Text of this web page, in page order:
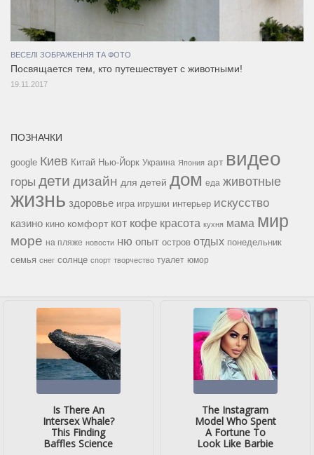
ВЕСЕЛІ ЗОБРАЖЕННЯ ТА ФОТО
Посвящается тем, кто путешествует с животными!
19.11.2017
ПОЗНАЧКИ
google Киев Китай Нью-Йорк Украина Япония арт видео
горы дети дизайн для детей дом еда животные
жизнь здоровье игра игрушки интерьер искусство
казино кино комфорт кот кофе красота кухня мама мир
море на пляже новости ню опыт остров отдых понедельник
семья снег солнце спорт творчество туалет юмор